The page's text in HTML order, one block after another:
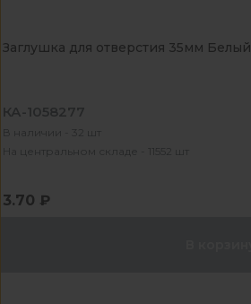
Заглушка для отверстия 35мм Белый
КА-1058277
В наличии - 32 шт
На центральном складе - 11552 шт
3.70 ₽